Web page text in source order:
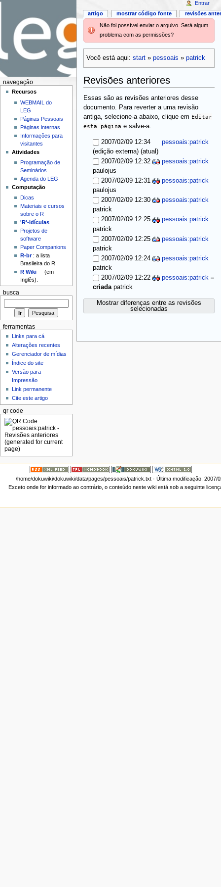
Não foi possível enviar o arquivo. Será algum
problema com as permissões?
Você está aqui: start» pessoais » patrick
Revisões anteriores
Essas são as revisões anteriores desse
documento. Para reverter a uma revisão
antiga, selecione-a abaixo, clique em Editar
esta página e salve-a.
2007/02/09 12:34
pessoais:patrick
(edição externa)(atual)
2007/02/09 12:32
pessoais:patrick
paulojus
2007/02/09 12:31
pessoais:patrick
paulojus
2007/02/09 12:30
pessoais:patrick
patrick
2007/02/09 12:25
pessoais:patrick
patrick
2007/02/09 12:25
pessoais:patrick
patrick
2007/02/09 12:24
pessoais:patrick
patrick
2007/02/09 12:22
pessoais:patrick –
criada patrick
Mostrar diferenças entre as revisões
selecionadas
artigo mostrar código fonte revisões
Entrar
navegação
Recursos
WEBMAIL do
LEG
Páginas Pessoais
Páginas internas
Informações para
visitantes
Atividades
Programação de
Seminários
Agenda do LEG
Computação
Dicas
Materiais e cursos
sobre o R
'R'-idículas
Projetos de
software
Paper Companions
R-br: a lista
Brasileira do R
R Wiki
(em
Inglês).
busca
ferramentas
Links para cá
Alterações recentes
Gerenciador de mídias
Índice do site
Versão para
Impressão
Link permanente
Cite este artigo
qr code
/home/dokuwiki/dokuwiki/data/pages/pessoais/patrick.txt· Última modificação: 2007/
Exceto onde for informado ao contrário, o conteúdo neste wiki está sob a seguinte